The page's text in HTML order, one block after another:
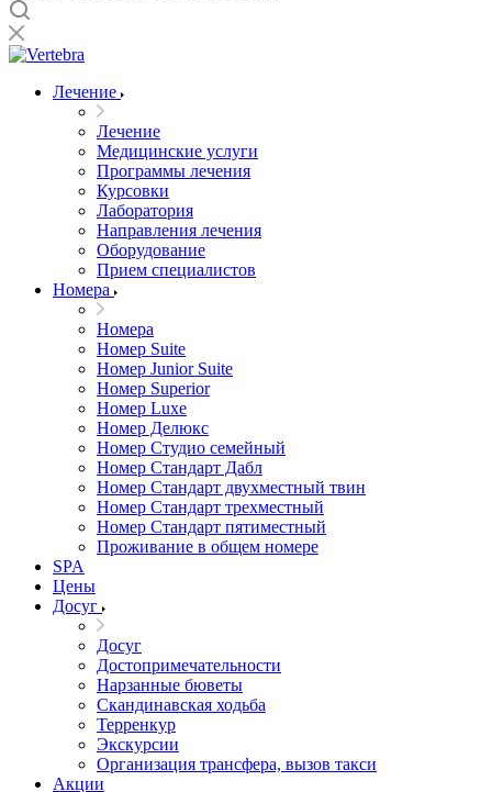
Лечение
Лечение
Медицинские услуги
Программы лечения
Курсовки
Лаборатория
Направления лечения
Оборудование
Прием специалистов
Номера
Номера
Номер Suite
Номер Junior Suite
Номер Superior
Номер Luxe
Номер Делюкс
Номер Студио семейный
Номер Стандарт Дабл
Номер Стандарт двухместный твин
Номер Стандарт трехместный
Номер Стандарт пятиместный
Проживание в общем номере
SPA
Цены
Досуг
Досуг
Достопримечательности
Нарзанные бюветы
Скандинавская ходьба
Терренкур
Экскурсии
Организация трансфера, вызов такси
Акции